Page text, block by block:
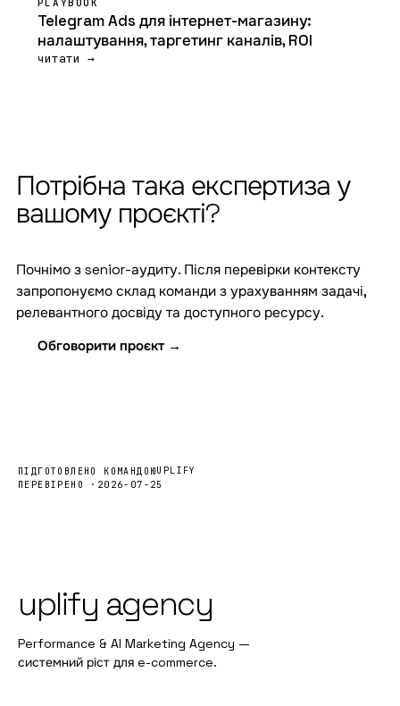
PLAYBOOK
Telegram Ads для інтернет-магазину:
налаштування, таргетинг каналів, ROI
читати →
Потрібна така експертиза у
вашому проєкті?
Почнімо з senior-аудиту. Після перевірки контексту
запропонуємо склад команди з урахуванням задачі,
релевантного досвіду та доступного ресурсу.
Обговорити проєкт →
ПІДГОТОВЛЕНО КОМАНДОЮUPLIFY
ПЕРЕВІРЕНО · 2026-07-25
uplify agency
Performance & AI Marketing Agency —
системний ріст для e-commerce.